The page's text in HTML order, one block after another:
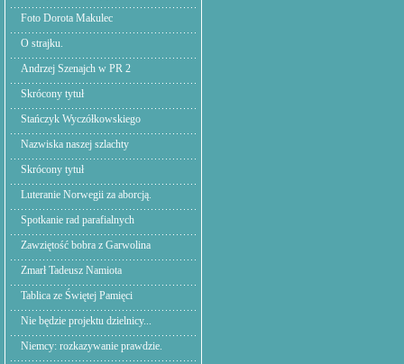
Foto Dorota Makulec
O strajku.
Andrzej Szenajch w PR 2
Skrócony tytuł
Stańczyk Wyczółkowskiego
Nazwiska naszej szlachty
Skrócony tytuł
Luteranie Norwegii za aborcją.
Spotkanie rad parafialnych
Zawziętość bobra z Garwolina
Zmarł Tadeusz Namiota
Tablica ze Świętej Pamięci
Nie będzie projektu dzielnicy...
Niemcy: rozkazywanie prawdzie.